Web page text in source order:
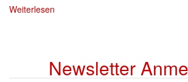
Weiterlesen
Newsletter